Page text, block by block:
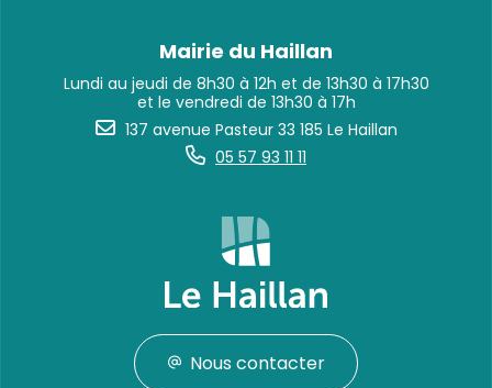
Mairie du Haillan
Lundi au jeudi de 8h30 à 12h et de 13h30 à 17h30
et le vendredi de 13h30 à 17h
137 avenue Pasteur 33 185 Le Haillan
05 57 93 11 11
Nous contacter